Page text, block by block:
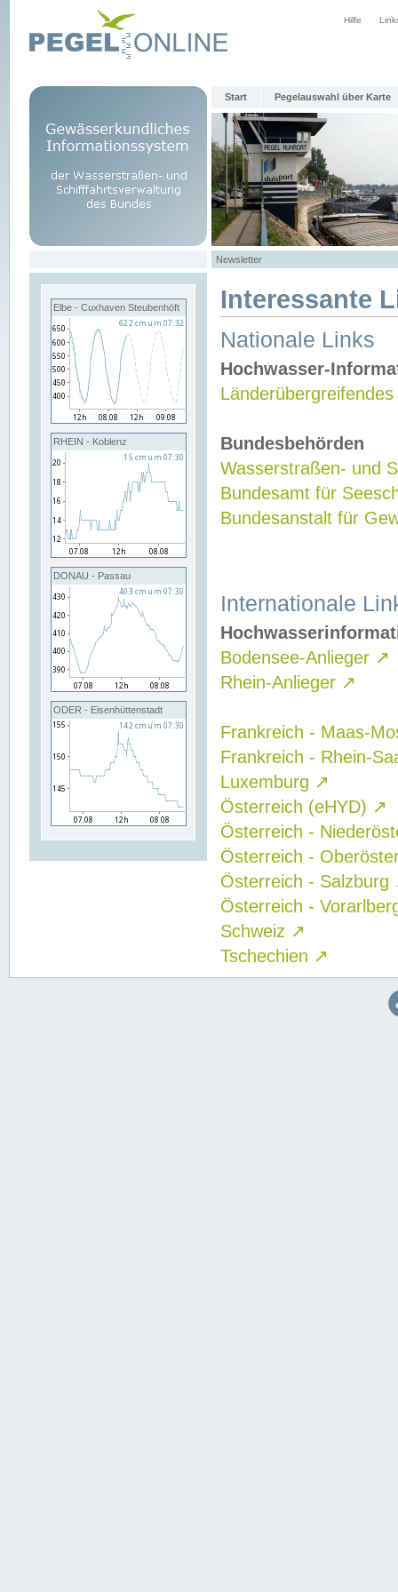
Hilfe
Start Pegelauswahl über Karte
Newsletter
Elbe - Cuxhaven Steubenhöft
RHEIN - Koblenz
DONAU - Passau
ODER - Eisenhüttenstadt
Interessante
Nationale Links
Hochwasser-
Bundesbehörden
Wasserstraßen- und
Bundesamt für
Bundesanstalt für
Internationale
Bodensee-Anlieger ↗
Rhein-Anlieger ↗
Frankreich - Maas-
Frankreich - Rhein-
Luxemburg ↗
Österreich (eHYD) ↗
Österreich -
Österreich -
Österreich - Salzburg
Österreich -
Schweiz ↗
Tschechien ↗